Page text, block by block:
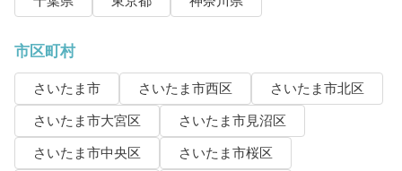
市区町村
さいたま市 さいたま市西区
さいたま市北区
さいたま市大宮区
さいたま市見沼区
さいたま市中央区
さいたま市桜区